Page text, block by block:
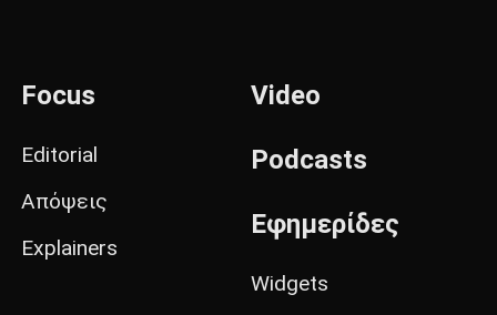
Focus
Editorial
Απόψεις
Explainers
Video
Podcasts
Εφημερίδες
Widgets